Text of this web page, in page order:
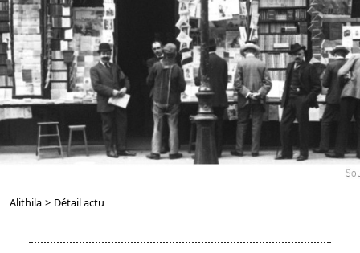
Alithila > Détail actu